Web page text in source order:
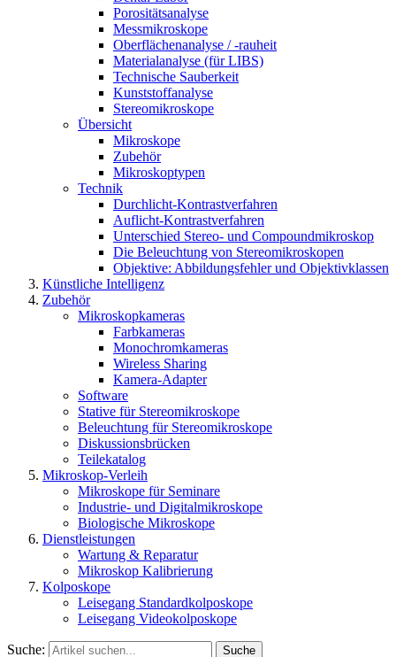
Porositätsanalyse
Messmikroskope
Oberflächenanalyse / -rauheit
Materialanalyse (für LIBS)
Technische Sauberkeit
Kunststoffanalyse
Stereomikroskope
Übersicht
Mikroskope
Zubehör
Mikroskoptypen
Technik
Durchlicht-Kontrastverfahren
Auflicht-Kontrastverfahren
Unterschied Stereo- und Compoundmikroskop
Die Beleuchtung von Stereomikroskopen
Objektive: Abbildungsfehler und Objektivklassen
Künstliche Intelligenz
Zubehör
Mikroskopkameras
Farbkameras
Monochromkameras
Wireless Sharing
Kamera-Adapter
Software
Stative für Stereomikroskope
Beleuchtung für Stereomikroskope
Diskussionsbrücken
Teilekatalog
Mikroskop-Verleih
Mikroskope für Seminare
Industrie- und Digitalmikroskope
Biologische Mikroskope
Dienstleistungen
Wartung & Reparatur
Mikroskop Kalibrierung
Kolposkope
Leisegang Standardkolposkope
Leisegang Videokolposkope
Suche: Suche